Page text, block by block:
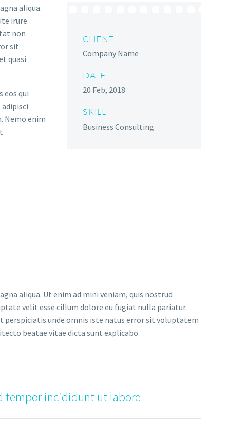
aliqua.
irure
non
sit
quasi
eos qui
Nemo enim
CLIENT
Company Name
DATE
20 Feb, 2018
SKILL
Business Consulting
aliqua. Ut enim ad mini veniam, quis nostrud
velit esse cillum dolore eu fugiat nulla pariatur.
perspiciatis unde omnis iste natus error sit voluptatem
beatae vitae dicta sunt explicabo.
tempor incididunt ut labore